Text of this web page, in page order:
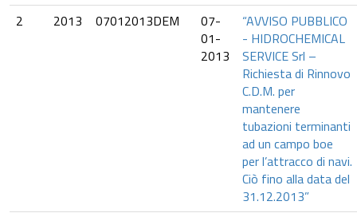
2
2013 07012013DEM
07-
01-
2013
“AVVISO PUBBLICO
- HIDROCHEMICAL
SERVICE Srl –
Richiesta di Rinnovo
C.D.M. per
mantenere
tubazioni terminanti
ad un campo boe
per l’attracco di navi.
Ciò fino alla data del
31.12.2013”